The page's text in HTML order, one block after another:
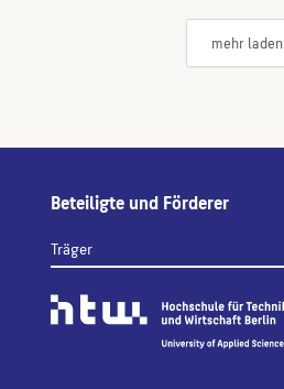
mehr laden
Beteiligte und Förderer
Träger